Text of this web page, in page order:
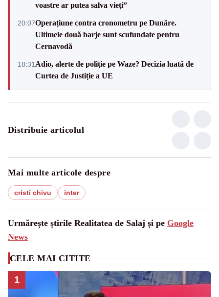
voastre ar putea salva vieți”
20:07Operațiune contra cronometru pe Dunăre.
Ultimele două barje sunt scufundate pentru
Cernavodă
18:31 Adio, alerte de poliție pe Waze? Decizia luată de
Curtea de Justiție a UE
Distribuie articolul
Mai multe articole despre
cristi chivu inter
Urmărește știrile Realitatea de Salaj și pe Google
News
CELE MAI CITITE
1